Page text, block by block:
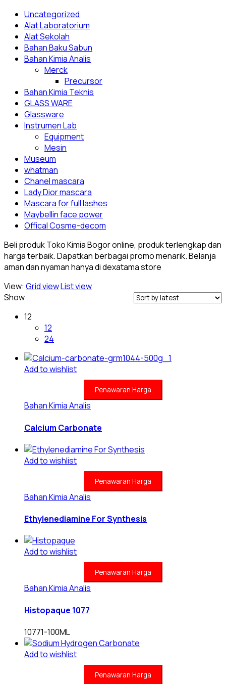
Uncategorized
Alat Laboratorium
Alat Sekolah
Bahan Baku Sabun
Bahan Kimia Analis
Merck
Precursor
Bahan Kimia Teknis
GLASS WARE
Glassware
Instrumen Lab
Equipment
Mesin
Museum
whatman
Chanel mascara
Lady Dior mascara
Mascara for full lashes
Maybellin face power
Offical Cosme-decom
Beli produk Toko Kimia Bogor online, produk terlengkap dan
harga terbaik. Dapatkan berbagai promo menarik. Belanja
aman dan nyaman hanya di dexatama store
View: Grid viewList view
Show
12
12
24
Add to wishlist
Penawaran Harga
Bahan Kimia Analis
Calcium Carbonate
Add to wishlist
Penawaran Harga
Bahan Kimia Analis
Ethylenediamine For Synthesis
Add to wishlist
Penawaran Harga
Bahan Kimia Analis
Histopaque 1077
10771-100ML
Add to wishlist
Penawaran Harga